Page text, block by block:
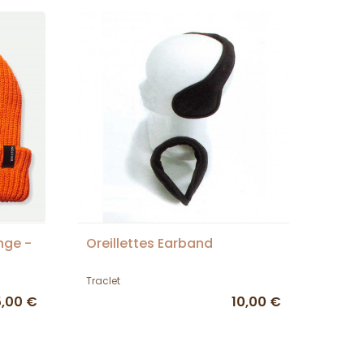
-
€
Oreillettes Earband
Traclet
10,00 €